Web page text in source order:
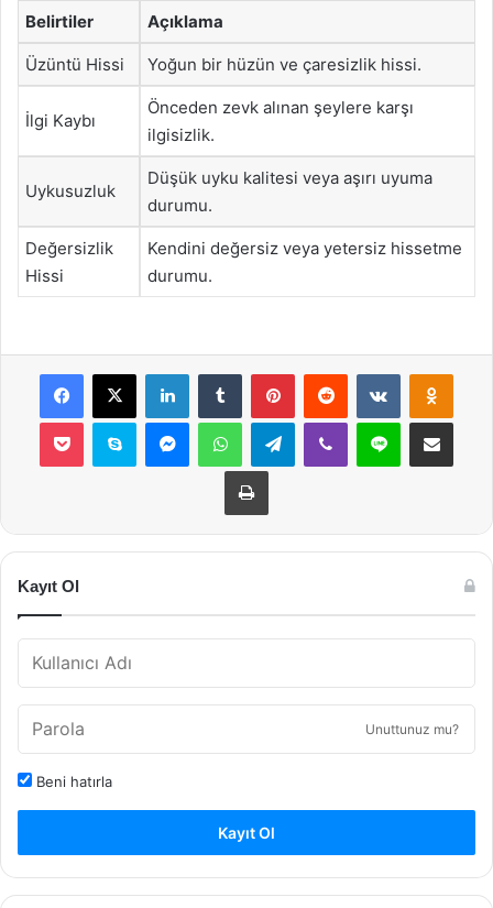
Belirtiler Açıklama
Üzüntü Hissi Yoğun bir hüzün ve çaresizlik hissi.
İlgi Kaybı
Önceden zevk alınan şeylere karşı
ilgisizlik.
Uykusuzluk
Düşük uyku kalitesi veya aşırı uyuma
durumu.
Değersizlik
Hissi
Kendini değersiz veya yetersiz hissetme
durumu.
Facebook
X LinkedInTumblr PinterestReddit VKontakte
Pocket Skype MessengerWhatsAppTelegramViber Line E-Posta ile
Yazdır
Kayıt Ol
Unuttunuz mu?
Beni hatırla
Kayıt Ol